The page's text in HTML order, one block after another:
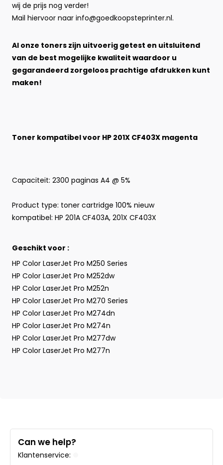
wij de prijs nog verder!
Mail hiervoor naar info@goedkoopsteprinter.nl.
Al onze toners zijn uitvoerig getest en uitsluitend
van de best mogelijke kwaliteit waardoor u
gegarandeerd zorgeloos prachtige afdrukken kunt
maken!
Toner kompatibel voor HP 201X CF403X magenta
Capaciteit: 2300 paginas A4 @ 5%
Product type: toner cartridge 100% nieuw
kompatibel: HP 201A CF403A, 201X CF403X
Geschikt voor :
HP Color LaserJet Pro M250 Series
HP Color LaserJet Pro M252dw
HP Color LaserJet Pro M252n
HP Color LaserJet Pro M270 Series
HP Color LaserJet Pro M274dn
HP Color LaserJet Pro M274n
HP Color LaserJet Pro M277dw
HP Color LaserJet Pro M277n
Can we help?
Klantenservice: